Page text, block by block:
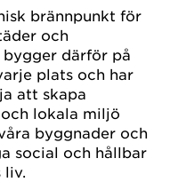
brännpunkt för
och
därför på
plats och har
att skapa
lokala miljö
byggnader och
social och hållbar
liv.